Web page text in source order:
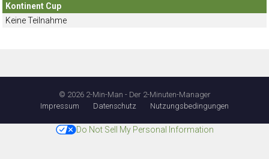
Kontinent Cup
Keine Teilnahme
© 2026 2-Min-Man - Der 2-Minuten-Manager
Impressum
Datenschutz Nutzungsbedingungen
Do Not Sell My Personal Information